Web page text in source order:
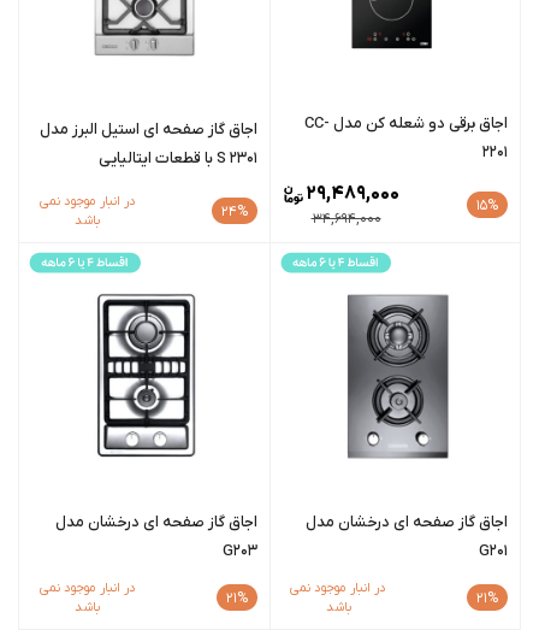
اجاق برقی دو شعله کن مدل CC-
2201
15%
34,694,000
29,489,000
اجاق گاز صفحه ای استیل البرز مدل
S 2301 با قطعات ایتالیایی
24%
در انبار موجود نمی
باشد
اجاق گاز صفحه ای درخشان مدل
G201
21%
در انبار موجود نمی
باشد
اجاق گاز صفحه ای درخشان مدل
G203
21%
در انبار موجود نمی
باشد